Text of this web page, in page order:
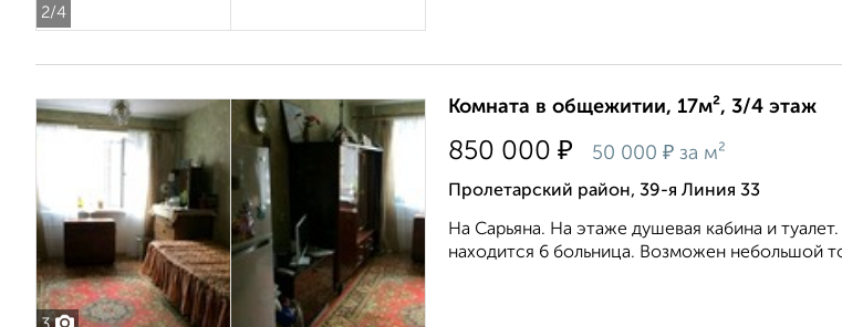
2/4
Комната в общежитии, 17м², 3/4 этаж
850 000 ₽ 50 000 ₽ за м²
Пролетарский район, 39-я Линия 33
На Сарьяна. На этаже душевая кабина и
находится 6 больница. Возможен небольшой